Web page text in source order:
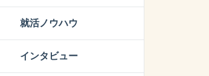
就活ノウハウ
インタビュー